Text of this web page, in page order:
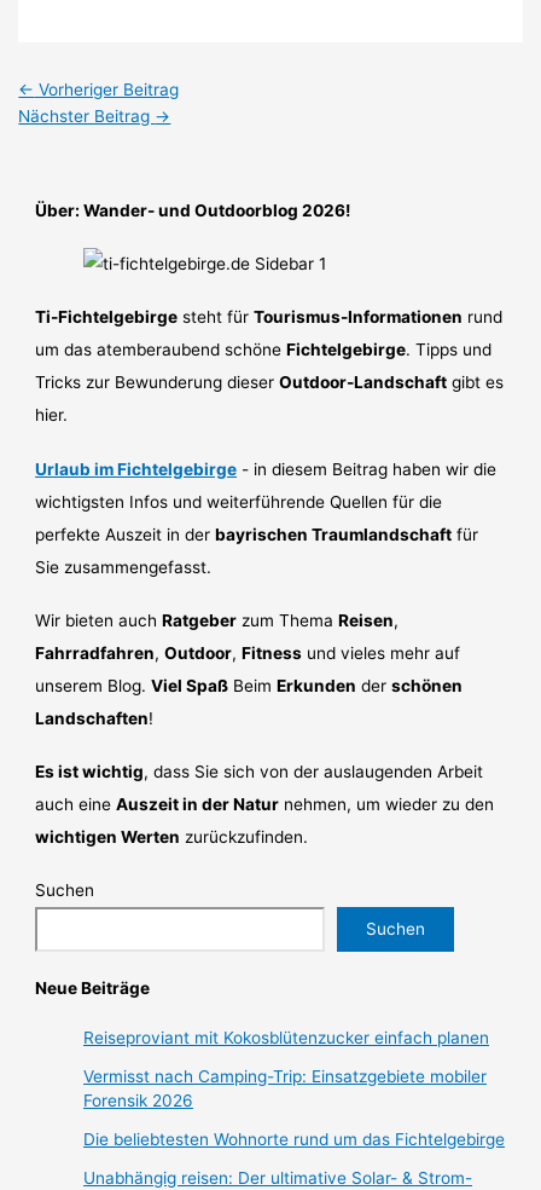
← Vorheriger Beitrag
Nächster Beitrag →
Über: Wander- und Outdoorblog 2026!
Ti-Fichtelgebirge steht fürTourismus-Informationen rund
um das atemberaubend schöneFichtelgebirge. Tipps und
Tricks zur Bewunderung dieserOutdoor-Landschaft gibt es
hier.
Urlaub im Fichtelgebirge - in diesem Beitrag haben wir die
wichtigsten Infos und weiterführende Quellen für die
perfekte Auszeit in derbayrischen Traumlandschaft für
Sie zusammengefasst.
Wir bieten auchRatgeber zum ThemaReisen,
Fahrradfahren,Outdoor,Fitness und vieles mehr auf
unserem Blog.Viel Spaß BeimErkunden derschönen
Landschaften!
Es ist wichtig, dass Sie sich von der auslaugenden Arbeit
auch eineAuszeit in der Natur nehmen, um wieder zu den
wichtigen Werten zurückzufinden.
Suchen
Suchen
Neue Beiträge
Reiseproviant mit Kokosblütenzucker einfach planen
Vermisst nach Camping-Trip: Einsatzgebiete mobiler
Forensik 2026
Die beliebtesten Wohnorte rund um das Fichtelgebirge
Unabhängig reisen: Der ultimative Solar- & Strom-